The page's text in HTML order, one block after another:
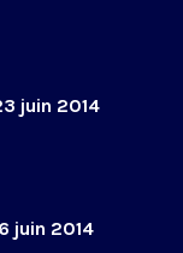
juin 2014
juin 2014